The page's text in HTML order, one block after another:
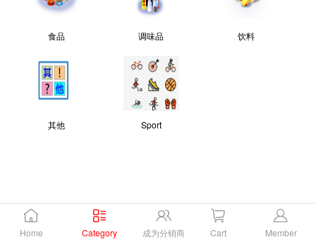
食品 调味品 饮料
其他 Sport
Home Category 成为分销商 Cart Member